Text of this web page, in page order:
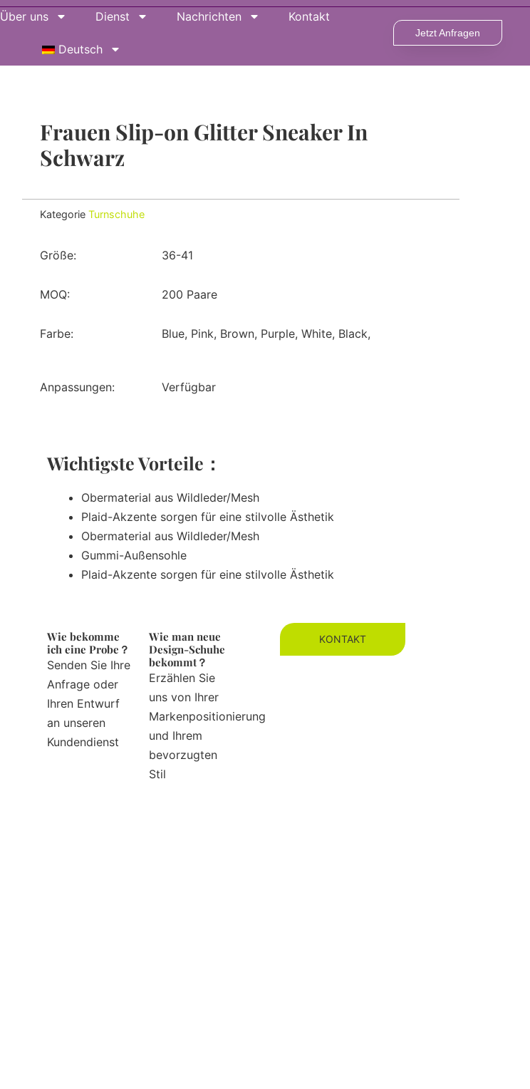
Über uns Dienst Nachrichten Kontakt
Deutsch
Jetzt Anfragen
Frauen Slip-on Glitter Sneaker In
Schwarz
Kategorie Turnschuhe
Größe: 36-41
MOQ: 200 Paare
Farbe: Blue, Pink, Brown, Purple, White, Black,
Anpassungen: Verfügbar
Wichtigste Vorteile：
Obermaterial aus Wildleder/Mesh
Plaid-Akzente sorgen für eine stilvolle Ästhetik
Obermaterial aus Wildleder/Mesh
Gummi-Außensohle
Plaid-Akzente sorgen für eine stilvolle Ästhetik
Wie bekomme
ich eine Probe？
Senden Sie Ihre
Anfrage oder
Ihren Entwurf
an unseren
Kundendienst
Wie man neue
Design-Schuhe
bekommt？
Erzählen Sie
uns von Ihrer
Markenpositionierung
und Ihrem
bevorzugten
Stil
KONTAKT